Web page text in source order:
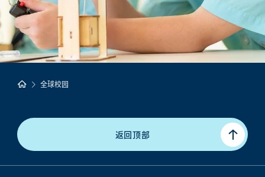
全球校园
返回顶部